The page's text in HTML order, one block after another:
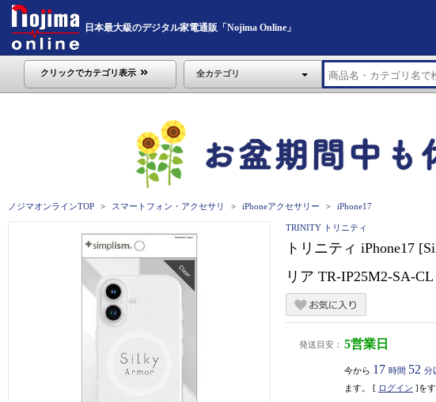
日本最大級のデジタル家電通販「Nojima Online」
クリックでカテゴリ表示 全カテゴリ
ノジマオンラインTOP スマートフォン・アクセサリ iPhoneアクセサリー iPhone17
TRINITY トリニティ
トリニティ iPhone17
リア TR-IP25M2-SA-CL
発送目安： 5営業日
今から 17 時間 52 分
ます。 [ ログイン ]を